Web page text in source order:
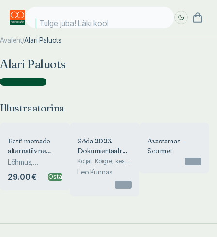
Tulge juba! Läki kooli
Avaleht/Alari Paluots
Alari Paluots
Illustraatorina )
Illustraatorina
Eesti metsade
alternatiivne
hindamine
Lõhmus,
Maamets, Kuuba,
Rosenvald, Uu...
29.00 € Osta
Sõda 2023.
Dokumentaalromaan
veel sündimata
sündmustest
Koljat. Kõigile, kes
võitlevad oma
koletistega. Taavet.
Leo Kunnas
Avastamas
Soomet